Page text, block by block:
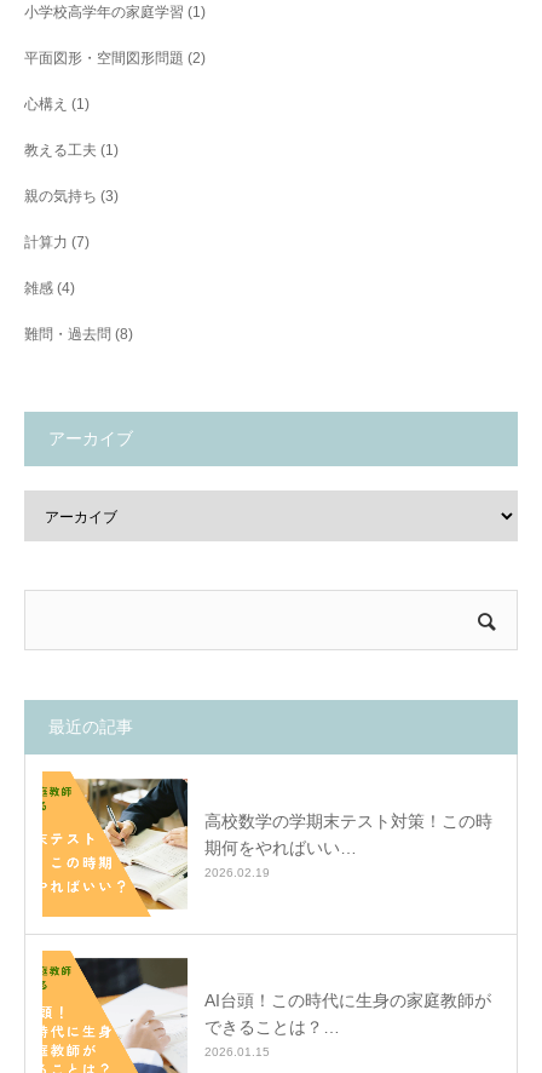
小学校高学年の家庭学習 (1)
平面図形・空間図形問題 (2)
心構え (1)
教える工夫 (1)
親の気持ち (3)
計算力 (7)
雑感 (4)
難問・過去問 (8)
アーカイブ
最近の記事
高校数学の学期末テスト対策！この時
期何をやればいい…
2026.02.19
AI台頭！この時代に生身の家庭教師が
できることは？…
2026.01.15